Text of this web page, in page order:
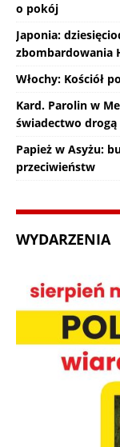
o pokój
Japonia:
zbombardowania
Włochy: Kościół
Kard. Parolin w
świadectwo
Papież w Asyżu:
przeciwieństw
WYDARZENIA